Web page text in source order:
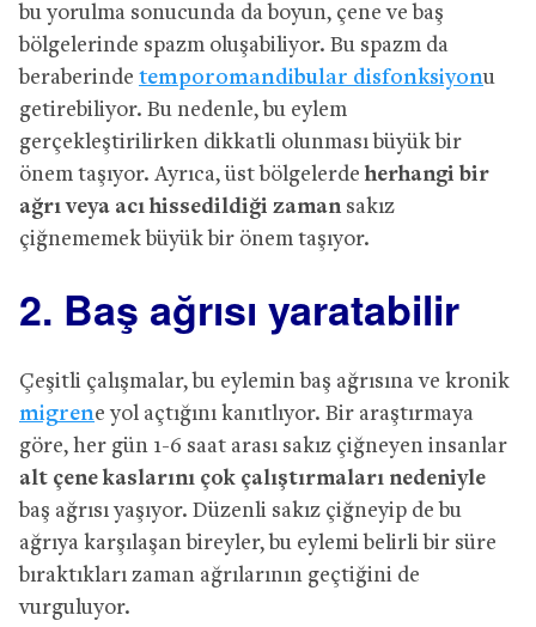
bu yorulma sonucunda da boyun, çene ve baş
bölgelerinde spazm oluşabiliyor. Bu spazm da
beraberinde temporomandibular disfonksiyonu
getirebiliyor. Bu nedenle, bu eylem
gerçekleştirilirken dikkatli olunması büyük bir
önem taşıyor. Ayrıca, üst bölgelerde herhangi bir
ağrı veya acı hissedildiği zamansakız
çiğnememek büyük bir önem taşıyor.
2. Baş ağrısı yaratabilir
Çeşitli çalışmalar, bu eylemin baş ağrısına ve kronik
migrene yol açtığını kanıtlıyor. Bir araştırmaya
göre, her gün 1-6 saat arası sakız çiğneyen insanlar
alt çene kaslarını çok çalıştırmaları nedeniyle
baş ağrısı yaşıyor. Düzenli sakız çiğneyip de bu
ağrıya karşılaşan bireyler, bu eylemi belirli bir süre
bıraktıkları zaman ağrılarının geçtiğini de
vurguluyor.